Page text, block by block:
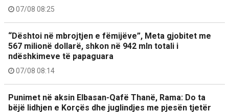
07/08 08:25
“Dështoi në mbrojtjen e fëmijëve”, Meta gjobitet me
567 milionë dollarë, shkon në 942 mln totali i
ndëshkimeve të papaguara
07/08 08:14
Punimet në aksin Elbasan-Qafë Thanë, Rama: Do ta
bëjë lidhjen e Korçës dhe juglindjes me pjesën tjetër